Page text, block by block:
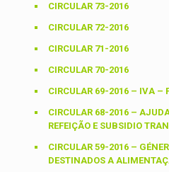
CIRCULAR 73-2016
CIRCULAR 72-2016
CIRCULAR 71-2016
CIRCULAR 70-2016
CIRCULAR 69-2016 – IVA –
CIRCULAR 68-2016 –
REFEIÇÃO E SUBSIDIO
CIRCULAR 59-2016 –
DESTINADOS A